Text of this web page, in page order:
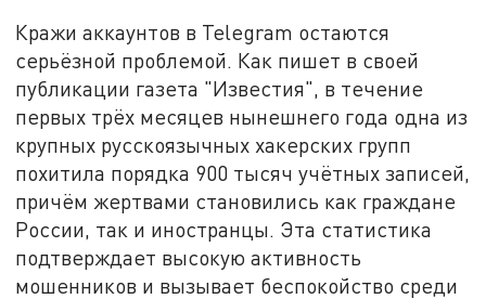
Кражи аккаунтов в Telegram остаются
серьёзной проблемой. Как пишет в своей
публикации газета "Известия", в течение
первых трёх месяцев нынешнего года одна из
крупных русскоязычных хакерских групп
похитила порядка 900 тысяч учётных записей,
причём жертвами становились как граждане
России, так и иностранцы. Эта статистика
подтверждает высокую активность
мошенников и вызывает беспокойство среди